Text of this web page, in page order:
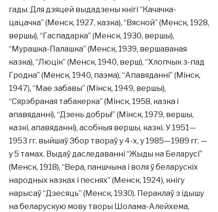
гады. Для дзяцей выдадзены кнігі “Качачка-
цацачка” (Менск, 1927, казка), “Вясной” (Менск, 1928,
вершы), “Гаспадарка” (Менск, 1930, вершы),
“Мурашка-Палашка” (Менск, 1939, вершаваная
казка), “Люцік” (Менск, 1940, верш), “Хлопчык з-пад
Гродна” (Менск, 1940, паэма), “Апавяданні” (Мінск,
1947), “Мае забавы” (Мінск, 1949, вершы),
“Сярэбраная табакерка” (Мінск, 1958, казка і
апавяданні), “Дзень добры!” (Мінск, 1979, вершы,
казкі, апавяданні), асобныя вершы, казкі. У 1951—
1953 гг. выйшаў Збор твораў у 4-х, у 1985—1989 гг. —
у 5 тамах. Выдаў даследаванні “Жыды на Беларусі”
(Менск, 1918), “Вера, паншчына і воля ў беларускіх
народных казках і песнях” (Менск, 1924), кнігу
нарысаў “Дзесяць” (Менск, 1930). Пераклаў з ідышу
на беларускую мову творы Шолама-Алейхема,